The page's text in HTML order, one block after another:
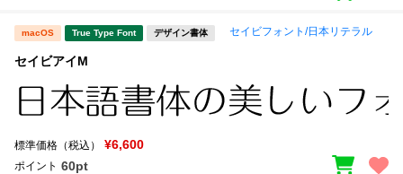
macOS True Type Font デザイン書体 セイビフォント/日本リテラル
セイビアイM
標準価格（税込） ¥6,600
ポイント 60pt